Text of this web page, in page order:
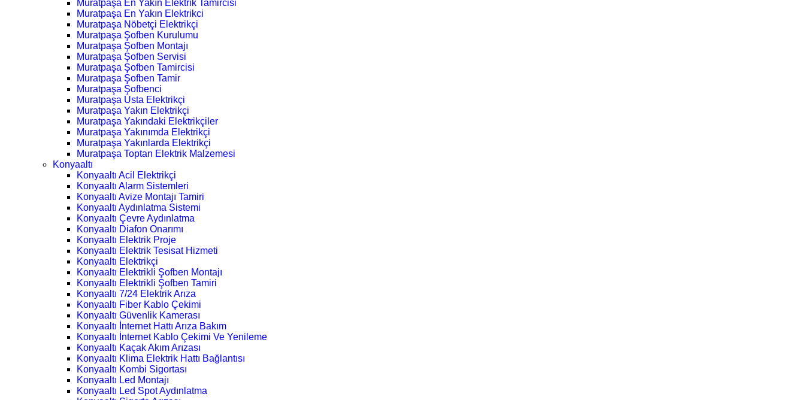
Muratpaşa En Yakın Elektrik Tamircisi
Muratpaşa En Yakın Elektrikci
Muratpaşa Nöbetçi Elektrikçi
Muratpaşa Şofben Kurulumu
Muratpaşa Şofben Montajı
Muratpaşa Şofben Servisi
Muratpaşa Şofben Tamircisi
Muratpaşa Şofben Tamir
Muratpaşa Şofbenci
Muratpaşa Usta Elektrikçi
Muratpaşa Yakın Elektrikçi
Muratpaşa Yakındaki Elektrikçiler
Muratpaşa Yakınımda Elektrikçi
Muratpaşa Yakınlarda Elektrikçi
Muratpaşa Toptan Elektrik Malzemesi
Konyaaltı
Konyaaltı Acil Elektrikçi
Konyaaltı Alarm Sistemleri
Konyaaltı Avize Montajı Tamiri
Konyaaltı Aydınlatma Sistemi
Konyaaltı Çevre Aydınlatma
Konyaaltı Diafon Onarımı
Konyaaltı Elektrik Proje
Konyaaltı Elektrik Tesisat Hizmeti
Konyaaltı Elektrikçi
Konyaaltı Elektrikli Şofben Montajı
Konyaaltı Elektrikli Şofben Tamiri
Konyaaltı 7/24 Elektrik Arıza
Konyaaltı Fiber Kablo Çekimi
Konyaaltı Güvenlik Kamerası
Konyaaltı İnternet Hattı Arıza Bakım
Konyaaltı İnternet Kablo Çekimi Ve Yenileme
Konyaaltı Kaçak Akım Arızası
Konyaaltı Klima Elektrik Hattı Bağlantısı
Konyaaltı Kombi Sigortası
Konyaaltı Led Montajı
Konyaaltı Led Spot Aydınlatma